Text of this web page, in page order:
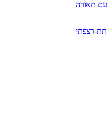
עם תאורה
תת-רצפתי